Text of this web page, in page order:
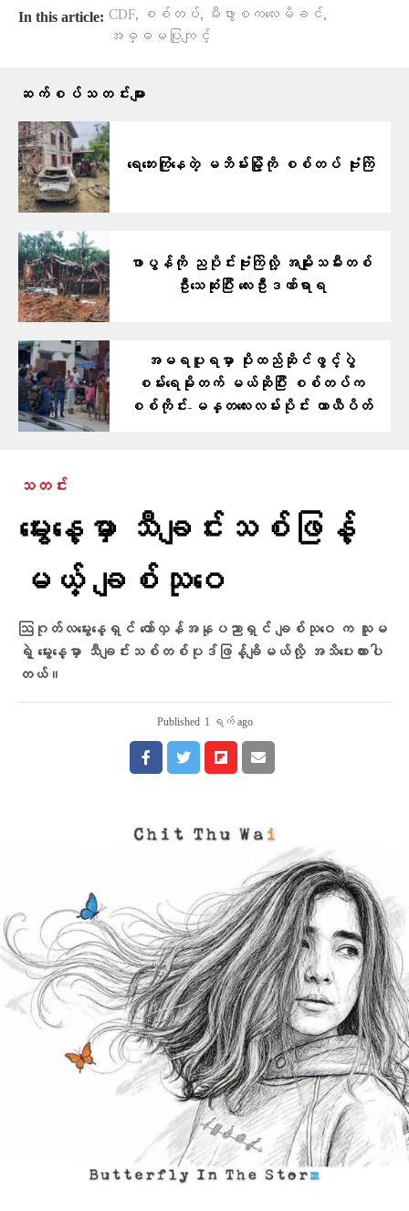
In this article: CDF, စစ်တပ်, မီးဖွားစကလေးမိခင်,
အဓ္ဓမပြုကျင့်
ဆက်စပ်သတင်းများ
ရေဘေးကြုံနေတဲ့ မဘိမ်းမြို့ကို စစ်တပ် ဗုံးကြဲ
ဖာပွန်ကို ညပိုင်းဗုံးကြဲလို့ အမျိုးသမီးတစ်
ဦးသေဆုံးပြီး လေးဦးဒဏ်ရာရ
အမရပူရမှာ ပိုးထည်ဆိုင်ဖွင့်ပွဲ
စမ်းရေမိုးတက် မယ်ဆိုပြီး စစ်တပ်က
စစ်ကိုင်း-မန္တလေးလမ်းပိုင်း ယာယီပိတ်
သတင်း
မွေးနေ့မှာ သီချင်းသစ်ဖြန့်
မယ့် ချစ်သုဝေ
ဩဂုတ်လမွေးနေ့ရှင် တော်လှန်အနုပညာရှင် ချစ်သုဝေ က သူမ
ရဲ့ မွေးနေ့မှာ သီချင်းသစ်တစ်ပုဒ်ဖြန့်ချိမယ်လို့ အသိပေးထားပါ
တယ်။
Published 1 ရက် ago